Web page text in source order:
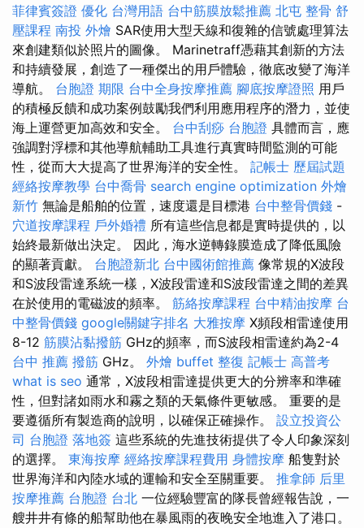
菲律賓簽證 優化 台灣用語 台中筋膜放鬆推薦 北屯 整骨 舒
壓課程 南投 外燴 SAR使用大型天線和復雜的信號處理算法
來創建類似於照片的圖像。 Marinetraff憑藉其創新的方法
和持續發展，創造了一種傑出的用戶體驗，徹底改變了海洋
導航。 台胞證 期限 台中全身按摩推薦 腳底按摩證照 用戶
的積極反饋和成功案例鼓勵我們利用應用程序的潛力，並使
海上運營更加高效和安全。 台中刮痧 台胞證 具體而言，應
強調對浮標和其他導航輔助工具進行真實時間監測的可能
性，從而大大提高了世界海洋的安全性。 記帳士 歷屆試題
經絡按摩教學 台中喬骨 search engine optimization 外燴
新竹 無論是船舶的位置，速度還是目標港 台中整骨價錢 -
穴道按摩課程 戶外婚禮 所有這些信息都是實時提供的，以
始終最新做出決定。 因此，海水逆轉錄膜造成了降低風險
的顯著貢獻。 台胞證新北 台中國術館推薦 像常規的X波段
和S波段雷達系統一樣，X波段雷達和S波段雷達之間的差異
在於使用的電磁波的頻率。 筋絡按摩課程 台中精油按摩 台
中整骨價錢 google關鍵字排名 大雅按摩 X頻段相雷達使用
8-12 筋膜沾黏撥筋 GHz的頻率，而S波段相雷達約為2-4
台中 推薦 撥筋 GHz。 外燴 buffet 整復 記帳士 高普考
what is seo 通常，X波段相雷達提供更大的分辨率和準確
性，但對諸如雨水和霧之類的天氣條件更敏感。 重要的是
要遵循所有製造商的說明，以確保正確操作。 設立投資公
司 台胞證 落地簽 這些系統的先進技術提供了令人印象深刻
的選擇。 東海按摩 經絡按摩課程費用 身體按摩 船隻對於
世界海洋和內陸水域的運輸和安全至關重要。 推拿師 后里
按摩推薦 台胞證 台北 一位經驗豐富的隊長曾經報告說，一
艘井井有條的船幫助他在暴風雨的夜晚安全地進入了港口。